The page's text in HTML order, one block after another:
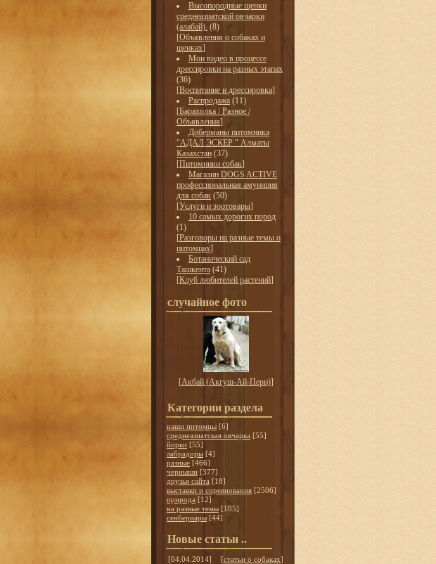
Высопородные щенки
среднеазиатской овчарки
(алабай). (8)
[Объявления о собаках и
щенках]
Мои видео в процессе
дрессировки на разных этапах
(36)
[Воспитание и дрессировка]
Распродажа (11)
[Барахолка / Разное /
Объявления]
Доберманы питомника
"АДАЛ ЭСКЕР " Алматы
Казахстан (37)
[Питомники собак]
Магазин DOGS ACTIVE
профессиональная амуниция
для собак (50)
[Услуги и зоотовары]
10 самых дорогих пород
(1)
[Разговоры на разные темы о
питомцах]
Ботанический сад
Ташкента (41)
[Клуб любителей растений]
случайное фото
[Акбай (Акгуш-Ай-Пери)]
Категории раздела
наши питомцы [6]
среднеазиатская овчарка [55]
йорки [55]
лабрадоры [4]
разные [466]
черныши [377]
друзья сайта [18]
выставки и соревнования [2506]
природа [12]
на разные темы [105]
сенбернары [44]
Новые статьи ..
[04.04.2014] [статьи о собаках]